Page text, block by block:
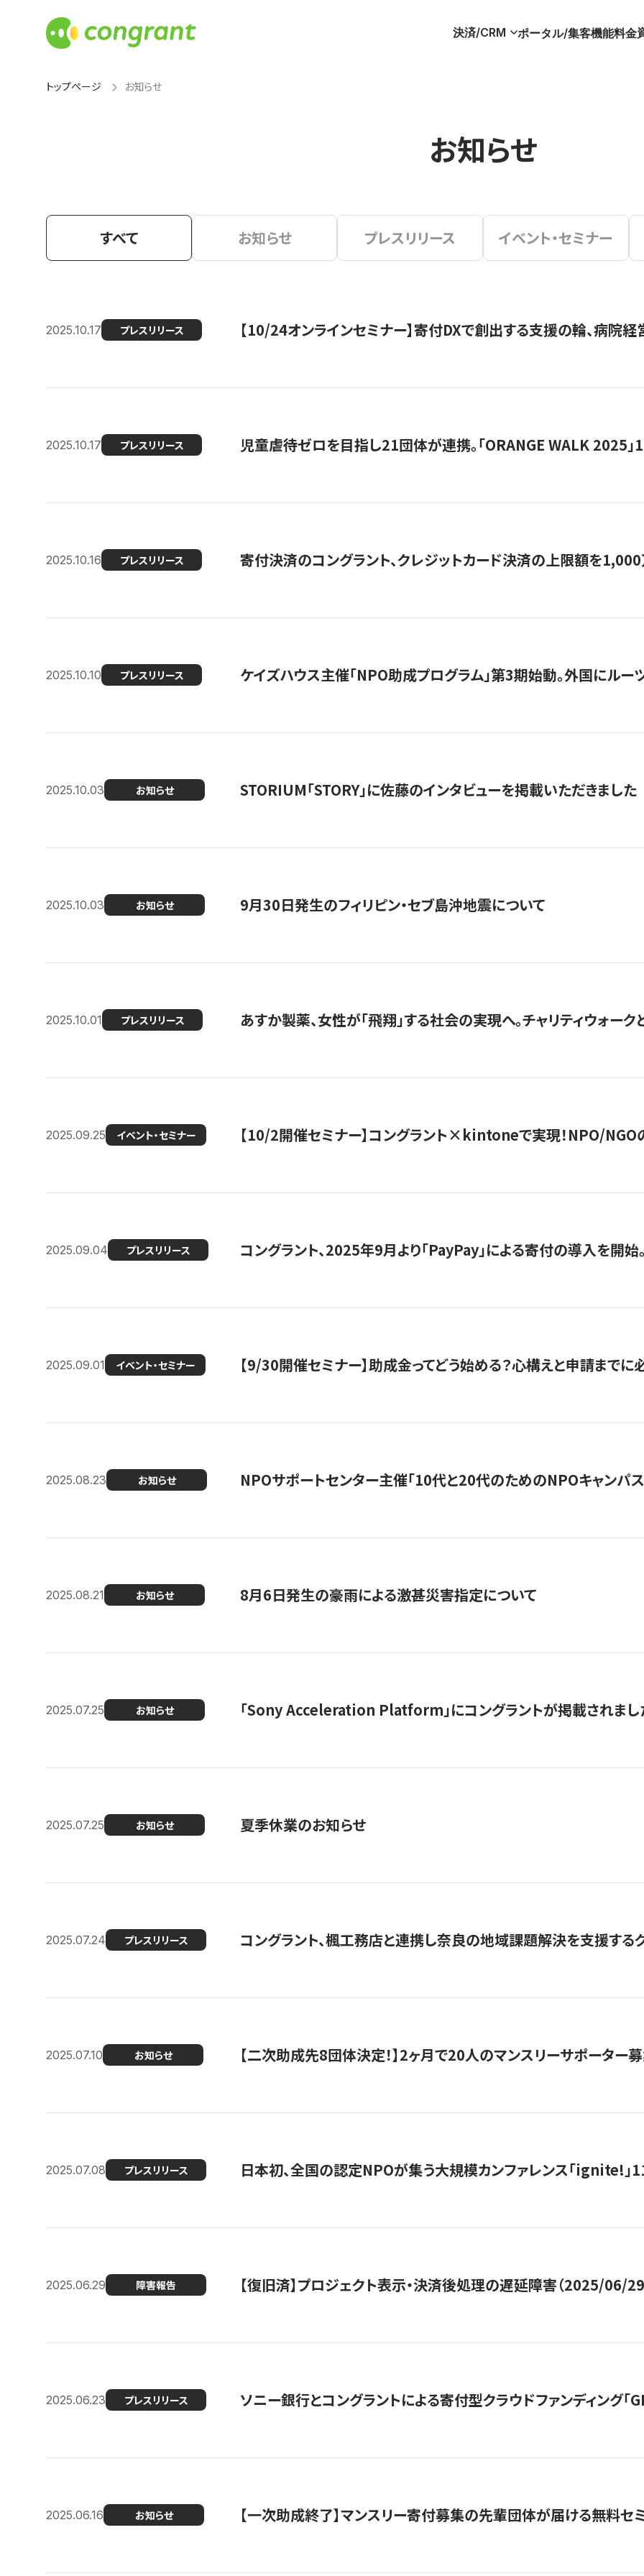
決済/CRM ポータル/集客機能料金
トップページ お知らせ
お知らせ
すべて お知らせ プレスリリース イベント・セミナー
2025.10.17 プレスリリース 【10/24オンラインセミナー】寄付DXで創出する支援の輪、病院
2025.10.17 プレスリリース 児童虐待ゼロを目指し21団体が連携。「ORANGE WALK 2025」
2025.10.16 プレスリリース 寄付決済のコングラント、クレジットカード決済の上限額を
2025.10.10 プレスリリース ケイズハウス主催「NPO助成プログラム」第3期始動。外国にル
2025.10.03 お知らせ STORIUM「STORY」に佐藤のインタビューを掲載いただきました
2025.10.03 お知らせ 9月30日発生のフィリピン・セブ島沖地震について
2025.10.01 プレスリリース あすか製薬、女性が「飛翔」する社会の実現へ。チャリティウォー
2025.09.25 イベント・セミナー 【10/2開催セミナー】コングラント×kintoneで実現！NPO/NGO
2025.09.04 プレスリリース コングラント、2025年9月より「PayPay」による寄付の導入を開始
2025.09.01 イベント・セミナー 【9/30開催セミナー】助成金ってどう始める？心構えと申請まで
2025.08.23 お知らせ NPOサポートセンター主催「10代と20代のためのNPOキャンパ
2025.08.21 お知らせ 8月6日発生の豪雨による激甚災害指定について
2025.07.25 お知らせ 「Sony Acceleration Platform」にコングラントが掲載されまし
2025.07.25 お知らせ 夏季休業のお知らせ
2025.07.24 プレスリリース コングラント、楓工務店と連携し奈良の地域課題解決を支援する
2025.07.10 お知らせ 【二次助成先8団体決定！】2ヶ月で20人のマンスリーサポーター
2025.07.08 プレスリリース 日本初、全国の認定NPOが集う大規模カンファレンス「ignite!」
2025.06.29 障害報告 【復旧済】プロジェクト表示・決済後処理の遅延障害（2025/06/29
2025.06.23 プレスリリース ソニー銀行とコングラントによる寄付型クラウドファンディング
2025.06.16 お知らせ 【一次助成終了】マンスリー寄付募集の先輩団体が届ける無料セ